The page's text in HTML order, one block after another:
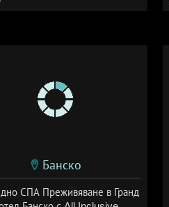
Банско
СПА Преживяване в Гранд